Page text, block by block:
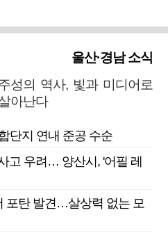
울산·경남 소식
성의 역사, 빛과 미디어로
아난다
단지 연내 준공 수순
고 우려… 양산시, '어필 레
포탄 발견…살상력 없는 모